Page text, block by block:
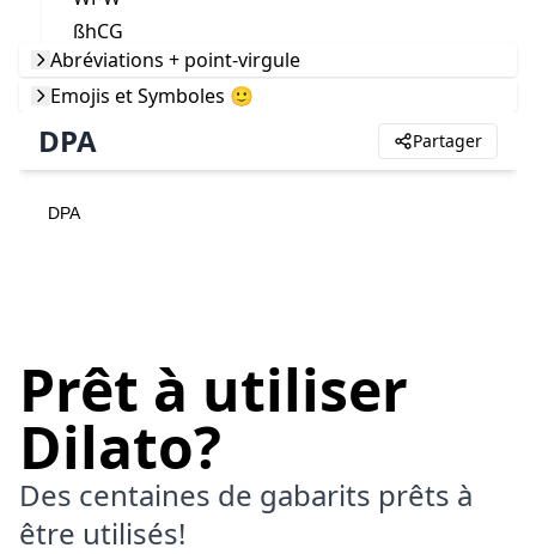
ßhCG
Abréviations + point-virgule
Emojis et Symboles 🙂
DPA Partager
DPA
Prêt à utiliser
Dilato?
Des centaines de gabarits prêts à
être utilisés!